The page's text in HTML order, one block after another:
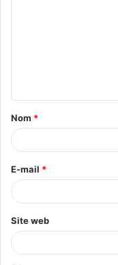
t
a
e
*
Nom *
E-mail *
Site web